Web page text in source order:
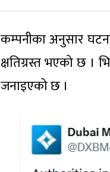
कम्पनीका अनुसार
क्षतिग्रस्त भएको छ ।
जनाइएको छ ।